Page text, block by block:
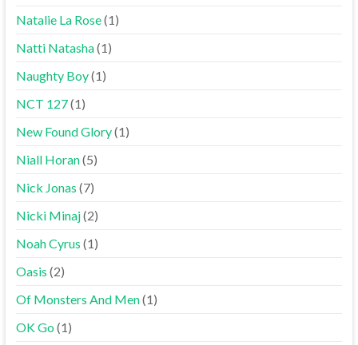
Natalie La Rose(1)
Natti Natasha(1)
Naughty Boy(1)
NCT 127(1)
New Found Glory(1)
Niall Horan(5)
Nick Jonas (7)
Nicki Minaj(2)
Noah Cyrus (1)
Oasis (2)
Of Monsters And Men(1)
OK Go(1)